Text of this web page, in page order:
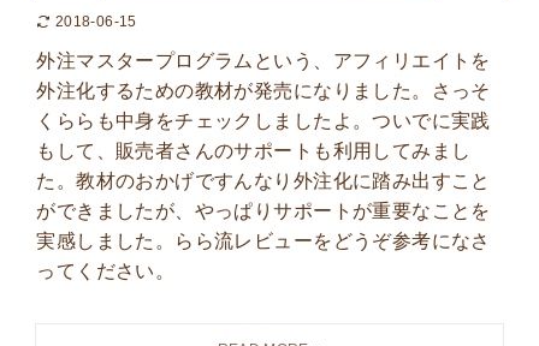
2018-06-15
外注マスタープログラムという、アフィリエイトを
外注化するための教材が発売になりました。さっそ
くららも中身をチェックしましたよ。ついでに実践
もして、販売者さんのサポートも利用してみまし
た。教材のおかげですんなり外注化に踏み出すこと
ができましたが、やっぱりサポートが重要なことを
実感しました。らら流レビューをどうぞ参考になさ
ってください。